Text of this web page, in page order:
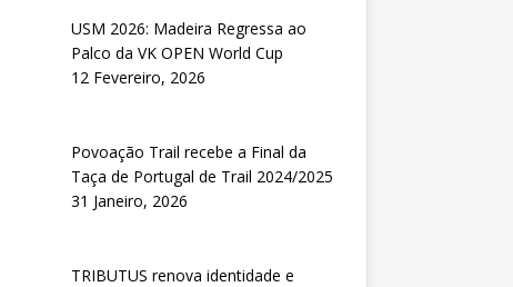
USM 2026: Madeira Regressa ao
Palco da VK OPEN World Cup
12 Fevereiro, 2026
Povoação Trail recebe a Final da
Taça de Portugal de Trail 2024/2025
31 Janeiro, 2026
TRIBUTUS renova identidade e